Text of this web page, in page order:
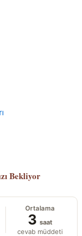
Bekliyor
Ortalama
3 saat
cevab müddeti